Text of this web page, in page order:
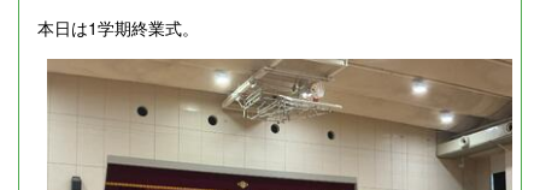
本日は1学期終業式。